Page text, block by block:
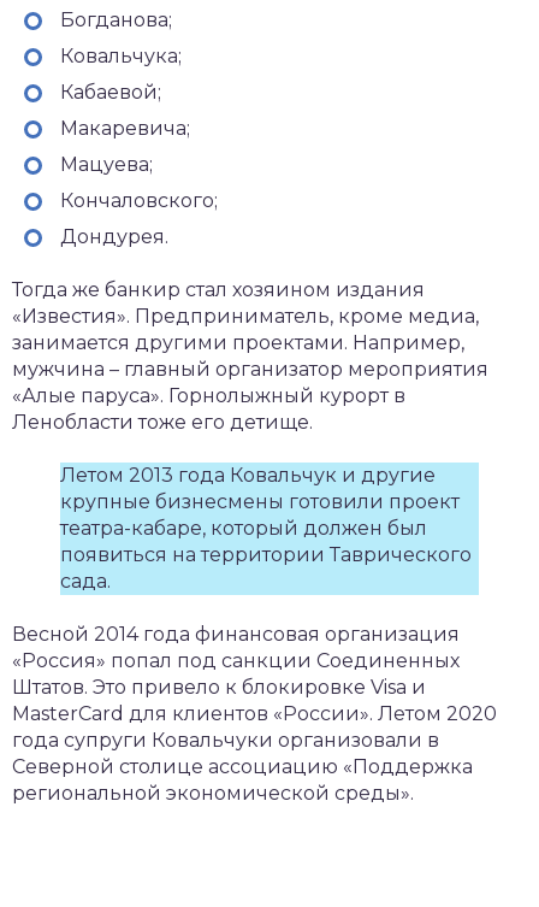
Богданова;
Ковальчука;
Кабаевой;
Макаревича;
Мацуева;
Кончаловского;
Дондурея.
Тогда же банкир стал хозяином издания
«Известия». Предприниматель, кроме медиа,
занимается другими проектами. Например,
мужчина – главный организатор мероприятия
«Алые паруса». Горнолыжный курорт в
Ленобласти тоже его детище.
Летом 2013 года Ковальчук и другие
крупные бизнесмены готовили проект
театра-кабаре, который должен был
появиться на территории Таврического
сада.
Весной 2014 года финансовая организация
«Россия» попал под санкции Соединенных
Штатов. Это привело к блокировке Visa и
MasterCard для клиентов «России». Летом 2020
года супруги Ковальчуки организовали в
Северной столице ассоциацию «Поддержка
региональной экономической среды».